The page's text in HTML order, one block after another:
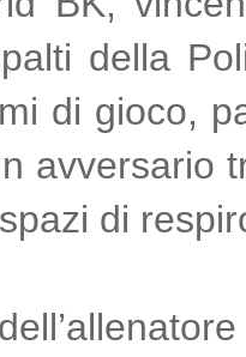
della
di gioco,
avversario
di